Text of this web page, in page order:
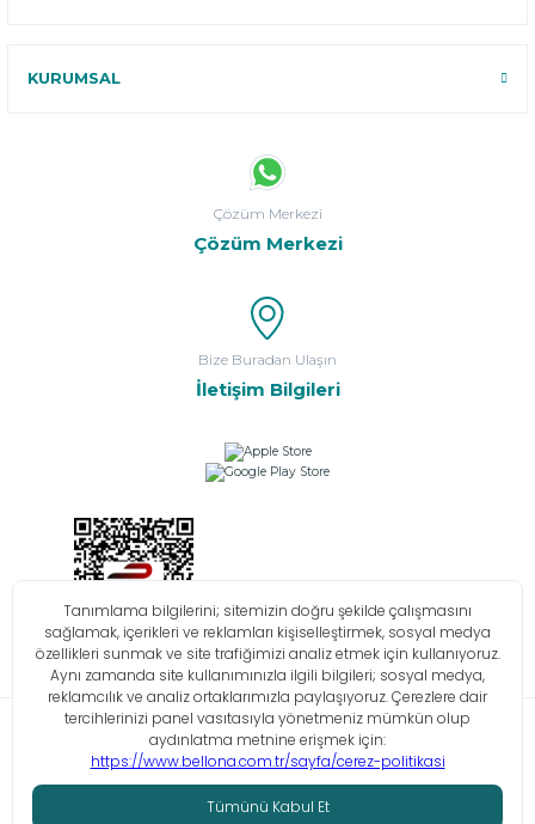
KURUMSAL
Çözüm Merkezi
Çözüm Merkezi
Bize Buradan Ulaşın
İletişim Bilgileri
Bilgi Toplumu Hizmetleri KVKK Çerez Politikası İşlem Rehberi